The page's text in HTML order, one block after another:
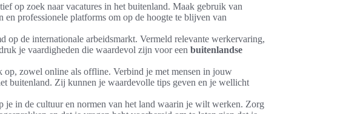
op zoek naar vacatures in het buitenland. Maak gebruik van
professionele platforms om op de hoogte te blijven van
op de internationale arbeidsmarkt. Vermeld relevante werkervaring,
je vaardigheden die waardevol zijn voor een buitenlandse
op, zowel online als offline. Verbind je met mensen in jouw
buitenland. Zij kunnen je waardevolle tips geven en je wellicht
je in de cultuur en normen van het land waarin je wilt werken. Zorg